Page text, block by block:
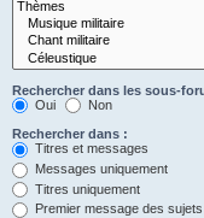
Rechercher dans les sous-
Oui
Non
Rechercher dans :
Titres et messages
Messages uniquement
Titres uniquement
Premier message des